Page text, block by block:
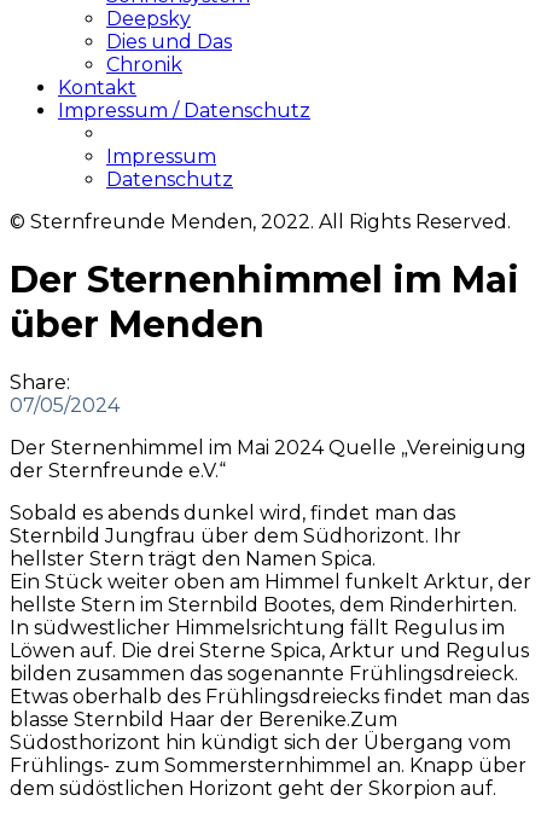
Deepsky
Dies und Das
Chronik
Kontakt
Impressum / Datenschutz
Impressum
Datenschutz
© Sternfreunde Menden, 2022. All Rights Reserved.
Der Sternenhimmel im Mai
über Menden
Share:
07/05/2024
Der Sternenhimmel im Mai 2024 Quelle „Vereinigung
der Sternfreunde e.V.“
Sobald es abends dunkel wird, findet man das
Sternbild Jungfrau über dem Südhorizont. Ihr
hellster Stern trägt den Namen Spica.
Ein Stück weiter oben am Himmel funkelt Arktur, der
hellste Stern im Sternbild Bootes, dem Rinderhirten.
In südwestlicher Himmelsrichtung fällt Regulus im
Löwen auf. Die drei Sterne Spica, Arktur und Regulus
bilden zusammen das sogenannte Frühlingsdreieck.
Etwas oberhalb des Frühlingsdreiecks findet man das
blasse Sternbild Haar der Berenike.Zum
Südosthorizont hin kündigt sich der Übergang vom
Frühlings- zum Sommersternhimmel an. Knapp über
dem südöstlichen Horizont geht der Skorpion auf.